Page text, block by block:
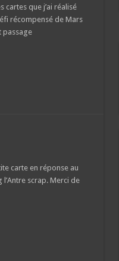
cartes que j’ai réalisé
récompensé de Mars
passage
carte en réponse au
scrap. Merci de